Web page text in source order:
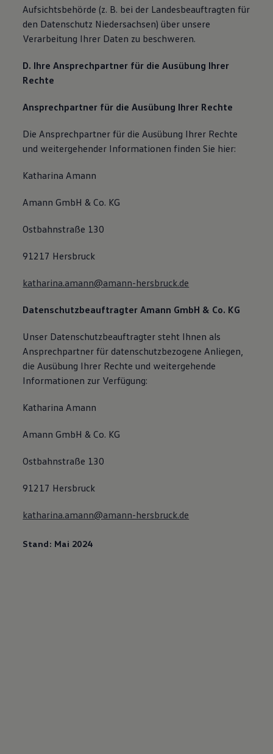
Aufsichtsbehörde (z. B. bei der Landesbeauftragten für
den Datenschutz Niedersachsen) über unsere
Verarbeitung Ihrer Daten zu beschweren.
D. Ihre Ansprechpartner für die Ausübung Ihrer
Rechte
Ansprechpartner für die Ausübung Ihrer Rechte
Die Ansprechpartner für die Ausübung Ihrer Rechte
und weitergehender Informationen finden Sie hier:
Katharina Amann
Amann GmbH & Co. KG
Ostbahnstraße 130
91217 Hersbruck
katharina.amann@amann-hersbruck.de
Datenschutzbeauftragter Amann GmbH & Co. KG
Unser Datenschutzbeauftragter steht Ihnen als
Ansprechpartner für datenschutzbezogene Anliegen,
die Ausübung Ihrer Rechte und weitergehende
Informationen zur Verfügung:
Katharina Amann
Amann GmbH & Co. KG
Ostbahnstraße 130
91217 Hersbruck
katharina.amann@amann-hersbruck.de
Stand: Mai 2024